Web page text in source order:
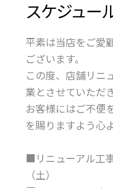
スケジュー
平素は当店をご愛
ございます。
この度、店舗リニ
業とさせていただき
お客様にはご不便
を賜りますよう心
■リニューアル工
（土）